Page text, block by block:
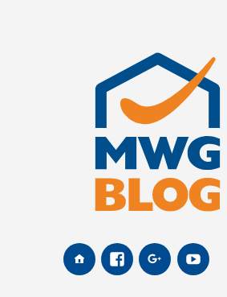
MWG-
Website
FacebookGoogle+Youtube